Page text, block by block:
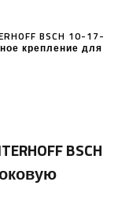
BSCH 10-17-
крепление для
BSCH